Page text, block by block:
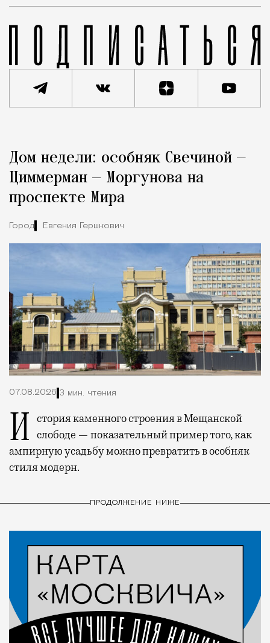
Город
Дом недели: особняк Свечиной —
Циммерман — Моргунова на
проспекте Мира
Город Евгения Гершкович
07.08.2026 3 мин. чтения
История каменного строения в Мещанской слободе — показательный пример того, как
ампирную усадьбу можно превратить в особняк
стиля модерн.
ПРОДОЛЖЕНИЕ НИЖЕ